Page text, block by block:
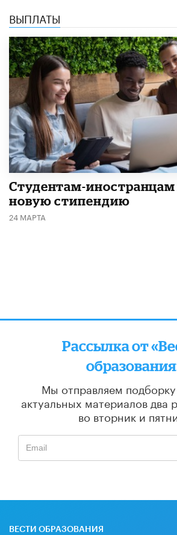
ВЫПЛАТЫ
Студентам-
новую стипендию
24 МАРТА
Рассылка от
Мы отправляем
актуальных материалов два
во вторник и
ВЕСТИ ОБРАЗОВАНИЯ